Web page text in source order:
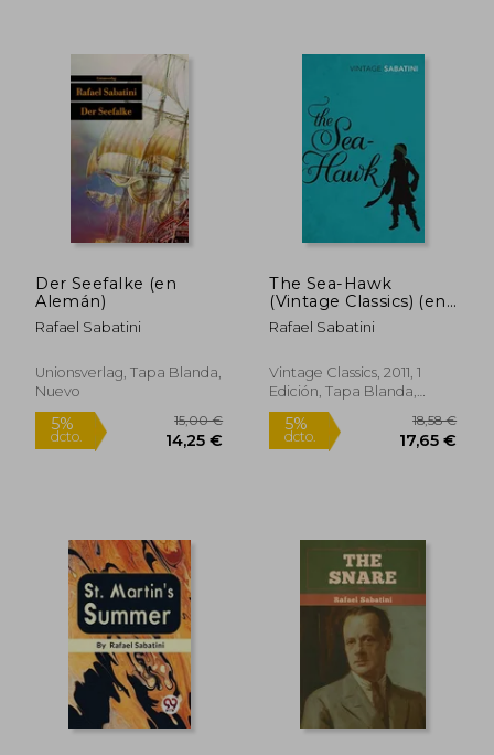
5%
dcto. 16,53 € dcto.
5%
dcto. 15,52 € dcto.
Der Seefalke (en
Alemán)
Rafael Sabatini
Unionsverlag, Tapa Blanda,
Nuevo
The Sea-Hawk
(Vintage Classics) (en
Inglés)
Rafael Sabatini
Vintage Classics, 2011, 1
Edición, Tapa Blanda,
Nuevo